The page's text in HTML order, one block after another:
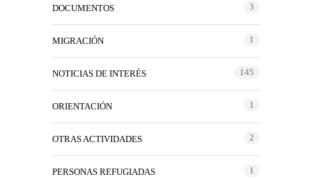
DOCUMENTOS 3
MIGRACIÓN 1
NOTICIAS DE INTERÉS 145
ORIENTACIÓN 1
OTRAS ACTIVIDADES 2
PERSONAS REFUGIADAS 1